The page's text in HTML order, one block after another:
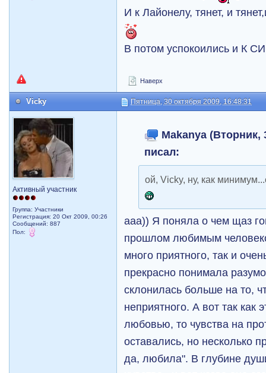
И к Лайонелу, тянет, и
В потом успокоились и К
Наверх
Vicky Пятница, 30 октября 2009, 16:48:31
Активный участник
Группа: Участники
Регистрация: 20 Окт 2009, 00:26
Сообщений: 887
Пол:
Makanya (Вторник,
писал:
ой, Vicky, ну, как
ааа)) Я поняла о чем щаз
прошлом любимым
много приятного, так и
прекрасно понимала
склонилась больше на то,
неприятного. А вот так как
любовью, то чувства на
оставались, но несколько
да, любила". В глубине